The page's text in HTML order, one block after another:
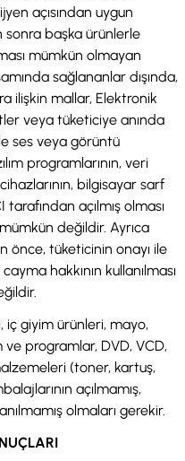
açısından uygun
başka ürünlerle
mümkün olmayan
sağlananlar dışında,
ilişkin mallar, Elektronik
veya tüketiciye anında
ses veya görüntü
programlarının, veri
bilgisayar sarf
açılmış olması
değildir. Ayrıca
önce, tüketicinin onayı ile
hakkının kullanılması
iç giyim ürünleri, mayo,
ve programlar, DVD, VCD,
(toner, kartuş,
açılmamış,
olmaları gerekir.